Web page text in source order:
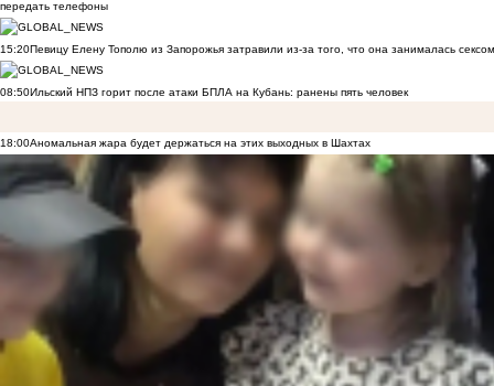
передать телефоны
15:20Певицу Елену Тополю из Запорожья затравили из-за того, что она занималась
08:50Ильский НПЗ горит после атаки БПЛА на Кубань: ранены пять человек
18:00Аномальная жара будет держаться на этих выходных в Шахтах